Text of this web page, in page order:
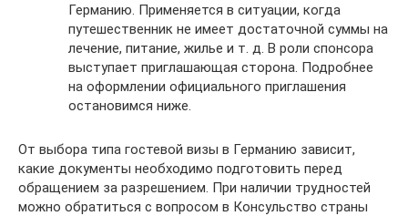
Германию. Применяется в ситуации, когда
путешественник не имеет достаточной суммы на
лечение, питание, жилье и т. д. В роли спонсора
выступает приглашающая сторона. Подробнее
на оформлении официального приглашения
остановимся ниже.
От выбора типа гостевой визы в Германию зависит,
какие документы необходимо подготовить перед
обращением за разрешением. При наличии трудностей
можно обратиться с вопросом в Консульство страны